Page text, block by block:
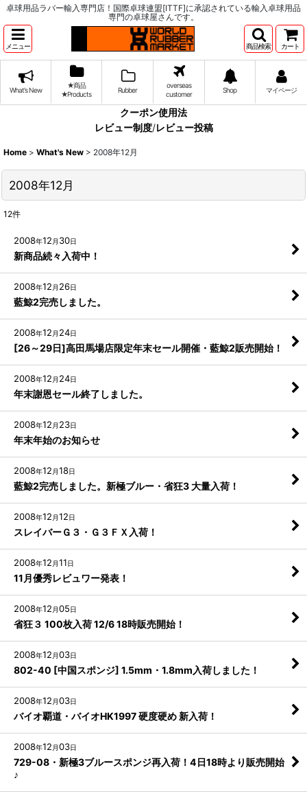
卓球用品ラバー輸入専門店！国際卓球連盟[ITTF]に承認されている輸入卓球用品
専門の卓球屋さんです。
メニュー 商品検索 カート
What's New
★商品
★Products
Rubber
overseas
customer
Shop マイページ
クーポン使用法
レビュー制度/レビュー投稿
Home > What's New > 2008年12月
2008年12月
12件
2008年12 月 30日
新商品続々入荷中！
2008年12 月 26日
藍鯨2完売しました。
2008年12 月 24日
[26～29日]高田馬場店限定年末セール開催・藍鯨2販売開始！
2008年12 月 24日
年末謝恩セール終了しました。
2008年12 月 23日
年末年始のお知らせ
2008年12 月18日
藍鯨2完売しました。新極ブルー・省狂3 大量入荷！
2008年12 月12日
スレイバーＧ３・Ｇ３ＦＸ入荷！
2008年12 月11日
11月優秀レビュワー発表！
2008年12 月05日
省狂３ 100枚入荷 12/6 18時販売開始！
2008年12 月03日
802-40 [中国スポンジ] 1.5mm・1.8mm入荷しました！
2008年12 月03日
バイオ覇道・バイオHK1997 硬度硬め 新入荷！
2008年12 月03日
729-08・新極3ブルースポンジ再入荷！4日18時より販売開始
♪